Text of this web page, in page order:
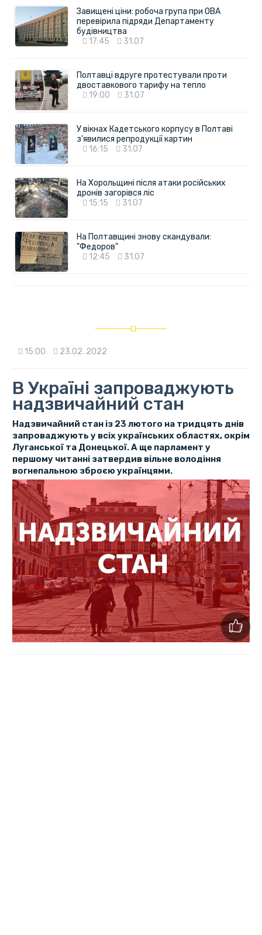
Завищені ціни: робоча група при ОВА
перевірила підряди Департаменту
будівництва
17:45
31.07
Полтавці вдруге протестували проти
двоставкового тарифу на тепло
19:00
31.07
У вікнах Кадетського корпусу в Полтаві
з'явилися репродукції картин
16:15
31.07
На Хорольщині після атаки російських
дронів загорівся ліс
15:15
31.07
На Полтавщині знову скандували:
"Федоров"
12:45
31.07
15:00 23.02. 2022
В Україні запроваджують
надзвичайний стан
Надзвичайний стан із 23 лютого на тридцять днів
запроваджують у всіх українських областях, окрім
Луганської та Донецької. А ще парламент у
першому читанні затвердив вільне володіння
вогнепальною зброєю українцями.